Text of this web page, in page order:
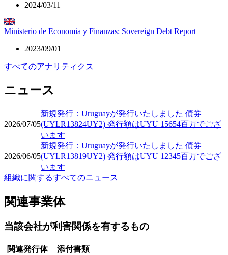
2024/03/11
Ministerio de Economia y Finanzas: Sovereign Debt Report
2023/09/01
すべてのアナリティクス
ニュース
2026/07/05
新規発行：Uruguayが発行いたしました 債券
(UYLR13824UY2) 発行額はUYU 15654百万でござ
います
2026/06/05
新規発行：Uruguayが発行いたしました 債券
(UYLR13819UY2) 発行額はUYU 12345百万でござ
います
組織に関するすべてのニュース
関連事業体
当該会社が利害関係を有するもの
関連発行体
添付書類